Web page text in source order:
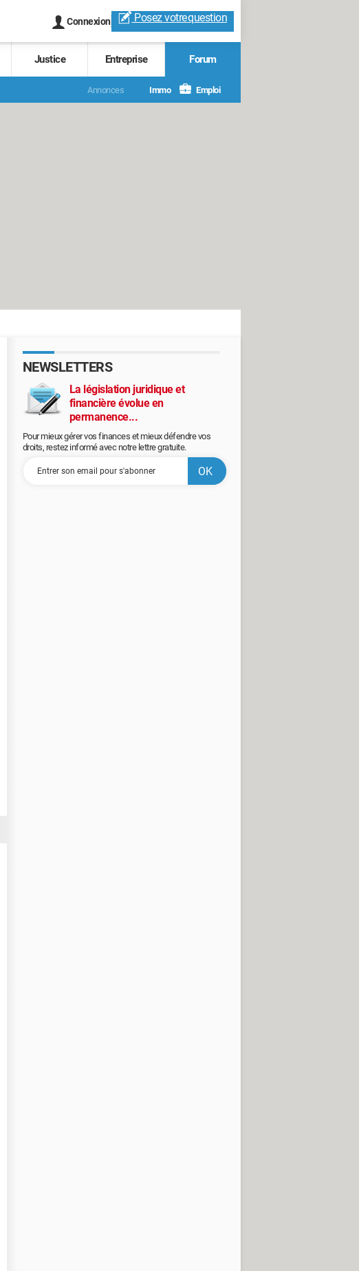
Connexion Posez votrequestion
Justice Entreprise Forum
Annonces Immo Emploi
NEWSLETTERS
La législation juridique et
financière évolue en
permanence...
Pour mieux gérer vos finances et mieux défendre vos
droits, restez informé avec notre lettre gratuite.